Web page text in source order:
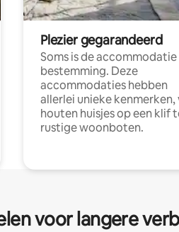
Plezier gegarandeerd
Soms is de accommodatie
bestemming. Deze
accommodaties hebben
allerlei unieke kenmerken,
houten huisjes op een klif
rustige woonboten.
voor langere